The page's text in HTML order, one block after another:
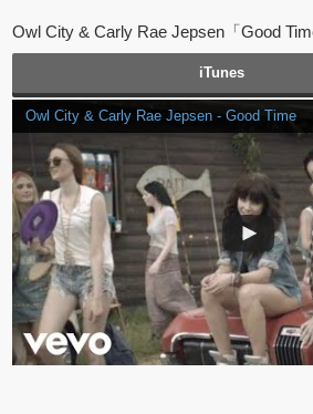
Owl City & Carly Rae Jepsen「Good
iTunes
Owl City & Carly Rae Jepsen - Good Time